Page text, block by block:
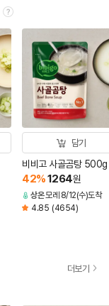
tooltip
담기
42%1264원
비비고 사골곰탕 500g
상온 모레 8/12(수)도착
4.85 (4654)
더보기